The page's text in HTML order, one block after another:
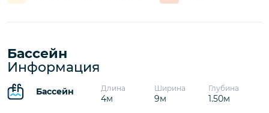
Бассейн
Информация
Бассейн Длина
4м
Ширина
9м
Глубина
1.50м